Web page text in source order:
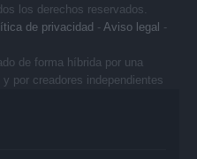
los derechos reservados.
de privacidad - Aviso legal -
de forma híbrida por una
por creadores independientes